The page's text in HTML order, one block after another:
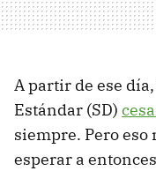
A partir de ese
Estándar (SD)
siempre. Pero
esperar a